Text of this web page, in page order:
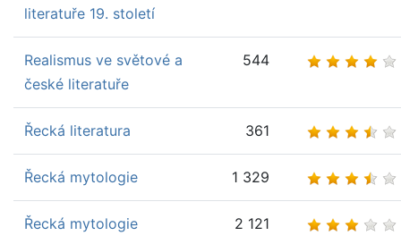
literatuře 19. století
Realismus ve světové a
české literatuře
544
Řecká literatura 361
Řecká mytologie 1 329
Řecká mytologie 2 121